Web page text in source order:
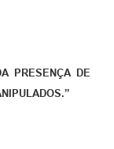
PRESENÇA DE
.”